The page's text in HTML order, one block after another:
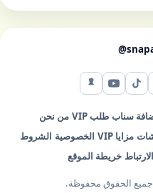
تيك توكيوتيوبسناب شات
سناب طلب VIP
من نحن
مزايا VIP الخصوصية الشروط
خريطة الموقع
الحقوق محفوظة.